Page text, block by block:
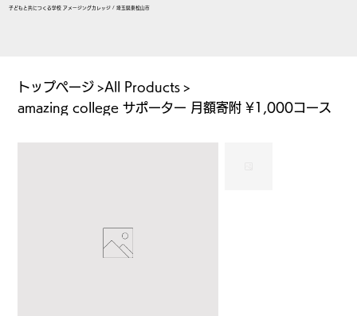
子どもと共につくる学校 アメージングカレッジ / 埼玉県東松山市
トップページ >All Products >
amazing college サポーター 月額寄附 ¥1,000コース